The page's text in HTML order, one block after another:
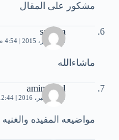
مشكور على المقال
saleem
3 ديسمبر، 2015 | 4:54 م
ماشاءالله
aminemad
11 ديسمبر، 2016 | 12:44 م
مواضيعه المفيده